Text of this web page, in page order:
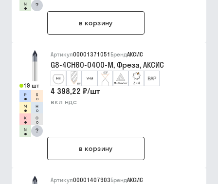
?
в корзину
19 шт
?
Артикул00001371051 БрендАКСИС
G8-4CH60-0400-M, Фреза, АКСИС
4 398,22 ₽/шт
вкл ндс
в корзину
Артикул00001407903БрендАКСИС